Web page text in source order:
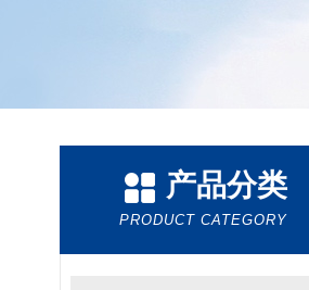
产品分类
PRODUCT CATEGORY